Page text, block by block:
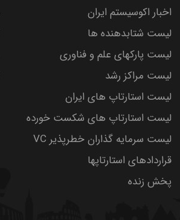
اخبار اکوسیستم ایران
لیست شتابدهنده ها
لیست پارکهای علم و فناوری
لیست مراکز رشد
لیست استارتاپ های ایران
لیست استارتاپ های شکست خورده
لیست سرمایه گذاران خطرپذیر VC
قراردادهای استارتاپها
پخش زنده